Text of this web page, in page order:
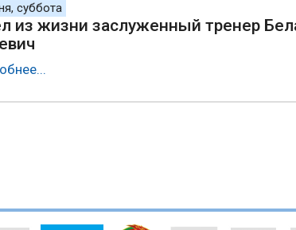
суббота
из жизни заслуженный тренер